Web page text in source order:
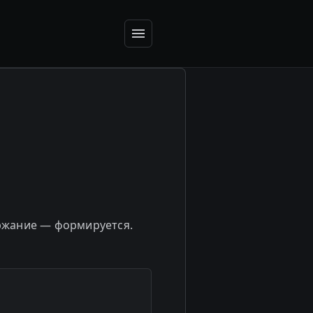
— формируется.